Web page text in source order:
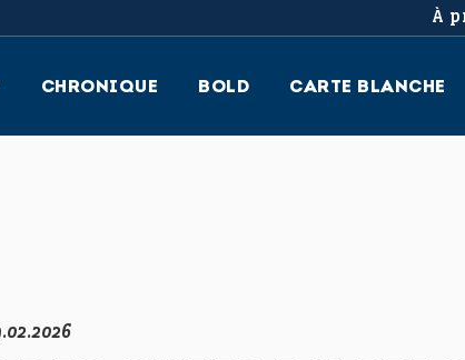
À
CHRONIQUE BOLD CARTE BLANCHE